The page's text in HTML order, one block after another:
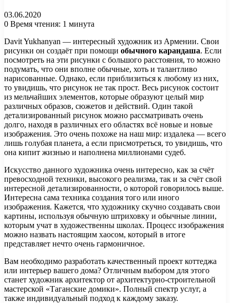
03.06.2020
0 Время чтения: 1 минута
Davit Yukhanyan — интересный художник из Армении. Свои
рисунки он создаёт при помощи обычного карандаша. Если
посмотреть на эти рисунки с большого расстояния, то можно
подумать, что они вполне обычные, хоть и талантливо
нарисованные. Однако, если приблизиться к любому из них,
то увидишь, что рисунок не так прост. Весь рисунок состоит
из мельчайших элементов, которые образуют целый мир
различных образов, сюжетов и действий. Один такой
детализированный рисунок можно рассматривать очень
долго, находя в различных его областях всё новые и новые
изображения. Это очень похоже на наш мир: издалека — всего
лишь голубая планета, а если присмотреться, то увидишь, что
она кипит жизнью и наполнена миллионами судеб.
Искусство данного художника очень интересно, как за счёт
превосходной техники, высокого реализма, так и за счёт свой
интересной детализированности, о которой говорилось выше.
Интересна сама техника создания того или иного
изображения. Кажется, что художнику скучно создавать свои
картины, используя обычную штриховку и обычные линии,
которым учат в художественны школах. Процесс изображения
можно назвать настоящим хаосом, который в итоге
представляет нечто очень гармоничное.
Вам необходимо разработать качественный проект коттеджа
или интерьер вашего дома? Отличным выбором для этого
станет художник архитектор от архитектурно-строительной
мастерской «Таганские домики». Полный спектр услуг, а
также индивидуальный подход к каждому заказу.